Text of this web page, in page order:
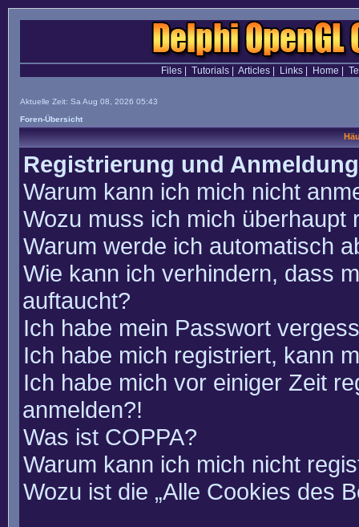
Files| Tutorials| Articles| Links| Home
Aktuelle Zeit: Sa Aug 08, 2026 05:43
Foren-Übersicht
Registrierung und Anmeldung
Warum kann ich mich nicht
Wozu muss ich mich überhaupt
Warum werde ich automatisch
Wie kann ich verhindern, dass
auftaucht?
Ich habe mein Passwort
Ich habe mich registriert, kann
Ich habe mich vor einiger Zeit
anmelden?!
Was ist COPPA?
Warum kann ich mich nicht
Wozu ist die „Alle Cookies des